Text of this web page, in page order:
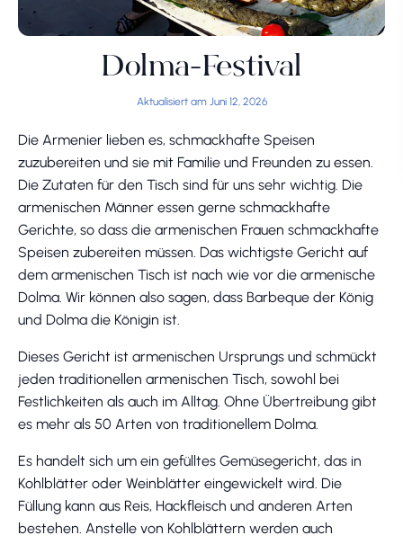
Dolma-Festival
Aktualisiert am Juni 12, 2026
Die Armenier lieben es, schmackhafte Speisen
zuzubereiten und sie mit Familie und Freunden zu essen.
Die Zutaten für den Tisch sind für uns sehr wichtig. Die
armenischen Männer essen gerne schmackhafte
Gerichte, so dass die armenischen Frauen schmackhafte
Speisen zubereiten müssen. Das wichtigste Gericht auf
dem armenischen Tisch ist nach wie vor die armenische
Dolma. Wir können also sagen, dass Barbeque der König
und Dolma die Königin ist.
Dieses Gericht ist armenischen Ursprungs und schmückt
jeden traditionellen armenischen Tisch, sowohl bei
Festlichkeiten als auch im Alltag. Ohne Übertreibung gibt
es mehr als 50 Arten von traditionellem Dolma.
Es handelt sich um ein gefülltes Gemüsegericht, das in
Kohlblätter oder Weinblätter eingewickelt wird. Die
Füllung kann aus Reis, Hackfleisch und anderen Arten
bestehen. Anstelle von Kohlblättern werden auch